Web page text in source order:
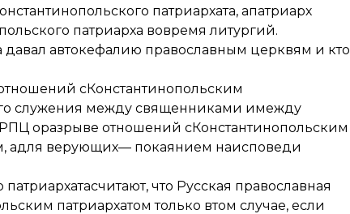
патриархата, апатриарх
патриарха вовремя литургий.
давал автокефалию православным церквям и кто
сКонстантинопольским
служения между священниками имежду
оразрыве отношений сКонстантинопольским
адля верующих— покаянием наисповеди
считают, что Русская православная
патриархатом только втом случае, если